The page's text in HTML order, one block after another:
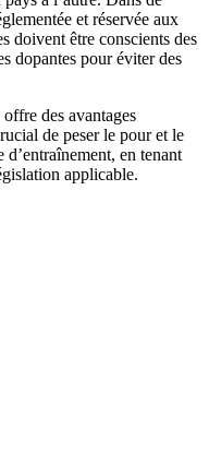
et réservée aux
doivent être conscients des
dopantes pour éviter des
des avantages
de peser le pour et le
en tenant
applicable.